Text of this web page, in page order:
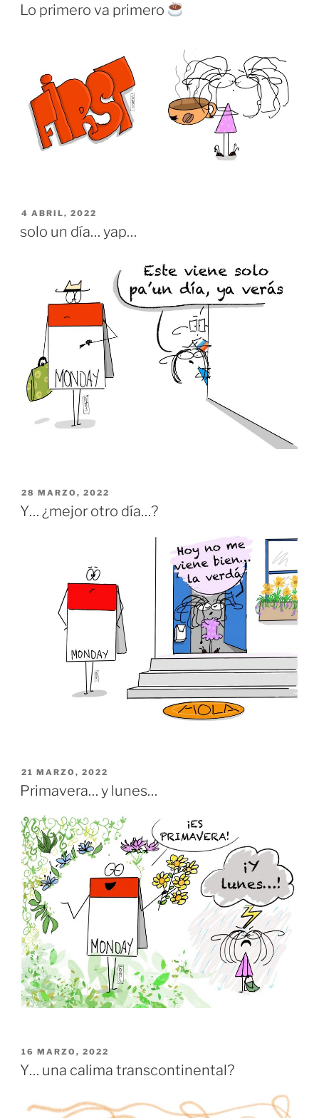
EL
Lo primero va primero
PUBLICADO
4 ABRIL, 2022
solo un día… yap…
PUBLICADO
EL
28 MARZO, 2022
Y… ¿mejor otro día…?
PUBLICADO
EL
21 MARZO, 2022
Primavera… y lunes…
PUBLICADO
EL
16 MARZO, 2022
Y… una calima transcontinental?